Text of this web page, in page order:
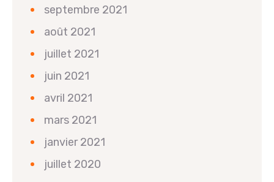
septembre 2021
août 2021
juillet 2021
juin 2021
avril 2021
mars 2021
janvier 2021
juillet 2020